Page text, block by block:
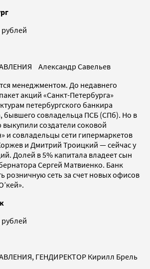
Александр Савельев
менеджментом. До недавнего
акций «Санкт-Петербурга»
петербургского банкира
бывшего совладельца ПСБ (СПб). Но в
выкупили создатели соковой
и совладельцы сети гипермаркетов
и Дмитрий Троицкий — сейчас у
Долей в 5% капитала владеет сын
Сергей Матвиенко. Банк
розничную сеть за счет новых офисов
ГЕНДИРЕКТОР Кирилл Брель